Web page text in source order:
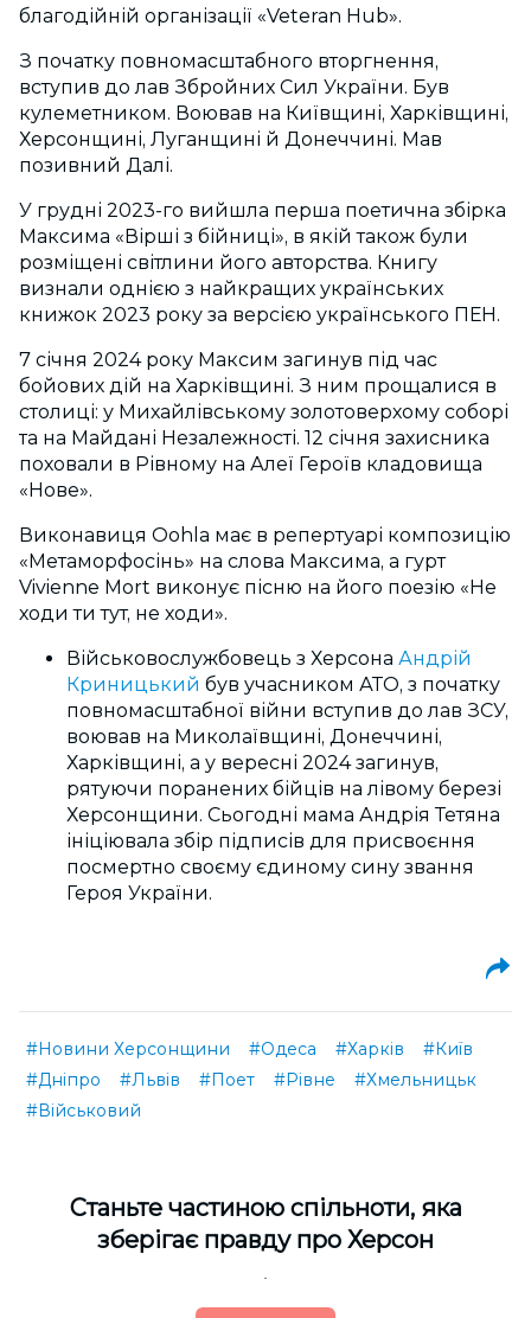
благодійній організації «Veteran Hub».
З початку повномасштабного вторгнення,
вступив до лав Збройних Сил України. Був
кулеметником. Воював на Київщині, Харківщині,
Херсонщині, Луганщині й Донеччині. Мав
позивний Далі.
У грудні 2023-го вийшла перша поетична збірка
Максима «Вірші з бійниці», в якій також були
розміщені світлини його авторства. Книгу
визнали однією з найкращих українських
книжок 2023 року за версією українського ПЕН.
7 січня 2024 року Максим загинув під час
бойових дій на Харківщині. З ним прощалися в
столиці: у Михайлівському золотоверхому соборі
та на Майдані Незалежності. 12 січня захисника
поховали в Рівному на Алеї Героїв кладовища
«Нове».
Виконавиця Oohla має в репертуарі композицію
«Метаморфосінь» на слова Максима, а гурт
Vivienne Mort виконує пісню на його поезію «Не
ходи ти тут, не ходи».
Військовослужбовець з Херсона Андрій
Криницький був учасником АТО, з початку
повномасштабної війни вступив до лав ЗСУ,
воював на Миколаївщині, Донеччині,
Харківщині, а у вересні 2024 загинув,
рятуючи поранених бійців на лівому березі
Херсонщини. Сьогодні мама Андрія Тетяна
ініціювала збір підписів для присвоєння
посмертно своєму єдиному сину звання
Героя України.
#Новини Херсонщини #Одеса #Харків
#Київ
#Дніпро
#Львів #Поет #Рівне
#Хмельницьк
#Військовий
Cтаньте частиною спільноти, яка
зберігає правду про Херсон